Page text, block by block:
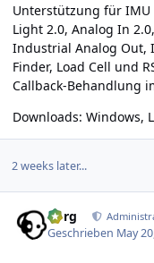
Unterstützung für IMU
Light 2.0, Analog In
Industrial Analog Out,
Finder, Load Cell und
Callback-Behandlung
Downloads: Windows,
2 weeks later...
borg
Geschrieben May